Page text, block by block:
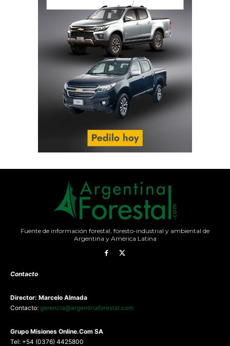
Fuente de información forestal, foresto-industrial y ambiental de
Argentina y América Latina
Contacto
Director: Marcelo Almada
Contacto: gerencia@argentinaforestal.com
Grupo Misiones Online.Com SA
Tel: +54 (0376) 4425800